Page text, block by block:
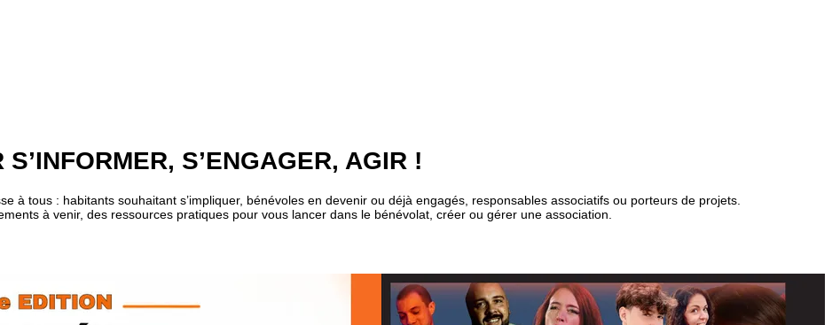
S’INFORMER, S’ENGAGER, AGIR !
à tous : habitants souhaitant s’impliquer, bénévoles en devenir ou déjà engagés, responsables associatifs ou porteurs de projets.
à venir, des ressources pratiques pour vous lancer dans le bénévolat, créer ou gérer une association.